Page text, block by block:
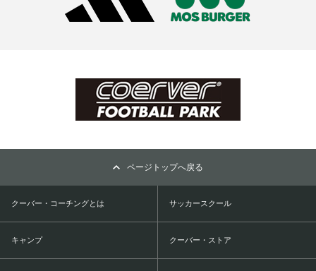
ページトップへ戻る
クーバー・コーチングとは サッカースクール
キャンプ クーバー・ストア